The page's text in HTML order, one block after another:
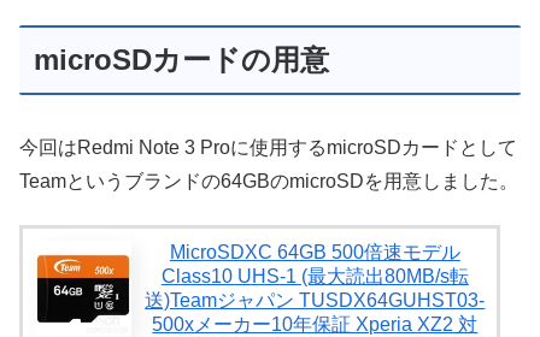
microSDカードの用意
今回はRedmi Note 3 Proに使用するmicroSDカードとして
Teamというブランドの64GBのmicroSDを用意しました。
MicroSDXC 64GB 500倍速モデル
Class10 UHS-1 (最大読出80MB/s転
送)Teamジャパン TUSDX64GUHST03-
500xメーカー10年保証 Xperia XZ2 対